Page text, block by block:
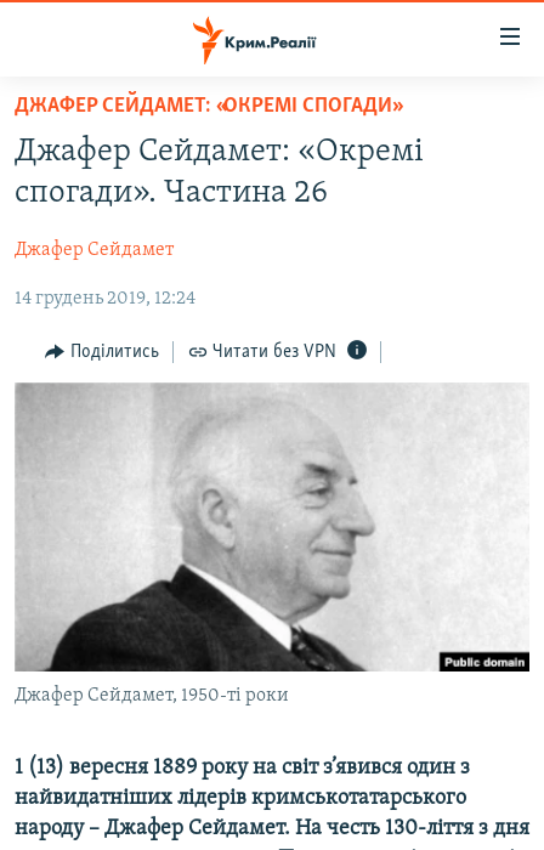
Перейти
основного
матеріалу
до
навігації
Перейти
НОВИНИ
ВОДА.КРИМ
ПОЛІТИКА
БЛОГИ
ПОГЛЯД
ІНТЕРВ'Ю
ВСЕ ЗА ДЕНЬ
ВІДЕОУРОКИ «ELIFBE»
СВІДЧЕННЯ ОКУПАЦІЇ
УКРАЇНСЬКА ПРОБЛЕМА КРИМУ
ІНФОГРАФІКА
ЯК ОБІЙТИ БЛОКУВАННЯ
Qırımtatar
ДОЛУЧАЙСЯ!
Усі сайти RFE/RL
ДЖАФЕР СЕЙДАМЕТ: «ОКРЕМІ СПОГАДИ»
Джафер Сейдамет: «Окремі
спогади». Частина 26
Джафер Сейдамет
14 грудень 2019, 12:24
Поділитись Читати без VPN
Джафер Сейдамет, 1950-ті роки
1 (13) вересня 1889 року на світ з’явився один з
найвидатніших лідерів кримськотатарського
народу – Джафер Сейдамет. На честь 130-ліття з дня